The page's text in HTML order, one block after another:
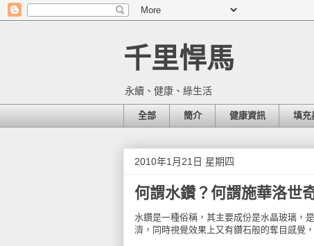
千里悍馬
永續、健康、綠生活
全部 簡介 健康資訊 填充
2010年1月21日 星期四
何謂水鑽？何謂施華洛世
水鑽是一種俗稱，其主要成份是水晶玻璃 ，
濟，同時視覺效果上又有鑽石般的奪目感覺